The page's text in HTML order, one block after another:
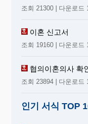
조회 21300 | 다운로드
이혼 신고서
조회 19160 | 다운로드
협의이혼의사 확
조회 23894 | 다운로드
인기 서식 TOP